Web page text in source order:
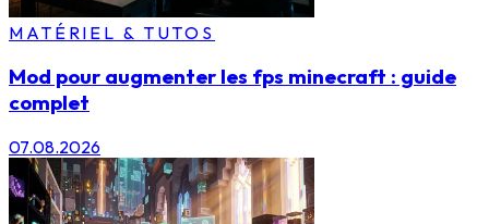
MATÉRIEL & TUTOS
Mod pour augmenter les fps minecraft : guide
complet
07.08.2026